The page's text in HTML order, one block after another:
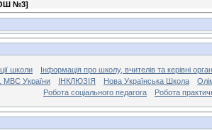
№3]
школи
Інформація про школу, вчителів та керівні
МВС України
ІНКЛЮЗІЯ Нова Українська Школа
Робота соціального педагога
Робота